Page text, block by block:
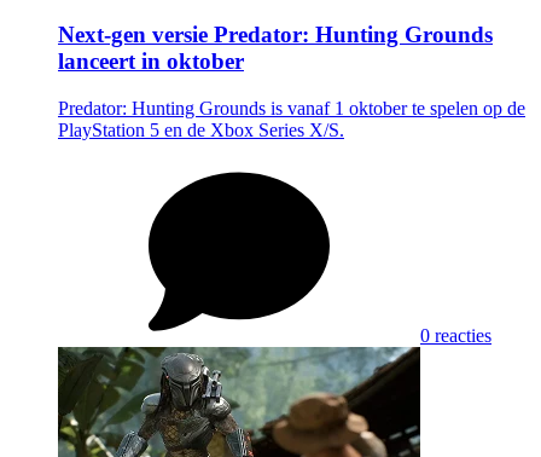
Next-gen versie Predator: Hunting Grounds
lanceert in oktober
Predator: Hunting Grounds is vanaf 1 oktober te spelen op de
PlayStation 5 en de Xbox Series X/S.
0 reacties